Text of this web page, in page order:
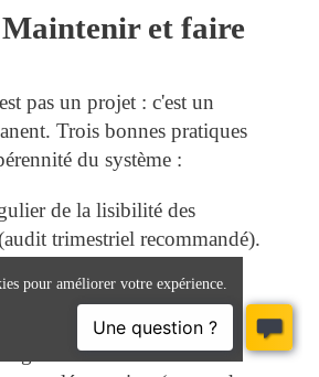
et faire
pas un projet : c'est un
Trois bonnes pratiques
du système :
de la lisibilité des
trimestriel recommandé).
donnée = qualité de la
vers des
pour améliorer votre expérience.